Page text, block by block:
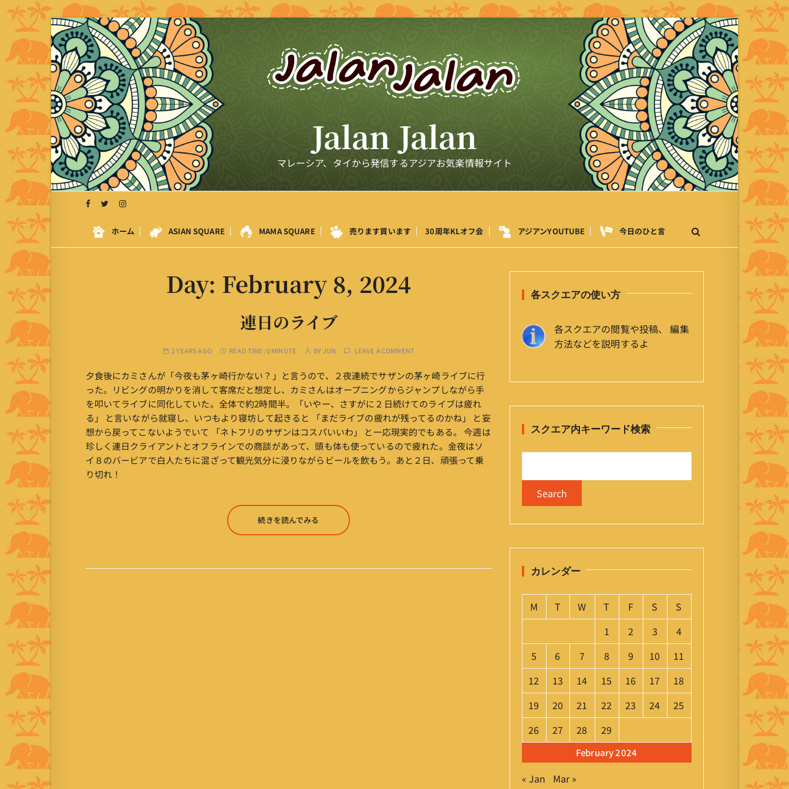
S
k
i
p
t
o
c
o
n
e
n
Jalan Jalan
マレーシア、タイから発信するアジアお気楽情報サイト
ホーム ASIAN SQUARE MAMA SQUARE 売ります買います 30周年KLオフ会 アジアンYOUTUBE 今日のひと言
Day: February 8, 2024
連日のライブ
2 YEARS AGO READ TIME:0 MINUTE BYJUN LEAVE A COMMENT
夕食後にカミさんが「今夜も茅ヶ崎行かない？」と言うので、２夜連続でサザンの茅ヶ崎ライブに行
った。リビングの明かりを消して客席だと想定し、カミさんはオープニングからジャンプしながら手
を叩いてライブに同化していた。全体で約2時間半。「いやー、さすがに２日続けてのライブは疲れ
る」 と言いながら就寝し、いつもより寝坊して起きると 「まだライブの疲れが残ってるのかね」 と妄
想から戻ってこないようでいて 「ネトフリのサザンはコスパいいわ」 と一応現実的でもある。 今週は
珍しく連日クライアントとオフラインでの商談があって、頭も体も使っているので疲れた。金夜はソ
イ８のバービアで白人たちに混ざって観光気分に浸りながらビールを飲もう。あと２日、頑張って乗
り切れ！
続きを読んでみる
各スクエアの使い方
各スクエアの閲覧や投稿、 編集
方法などを説明するよ
スクエア内キーワード検索
カレンダー
February 2024
M T W T F S
S
1
2 3
4
5
6 7 8 9 10
11
12
13 14 15 16 17
18
19
20 21 22 23 24
25
26
27 28 29
« Jan Mar »